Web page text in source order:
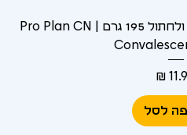
פרו פלאן CN החלמה לכלב ולחתול 195 גרם | Pro Plan CN
לסל